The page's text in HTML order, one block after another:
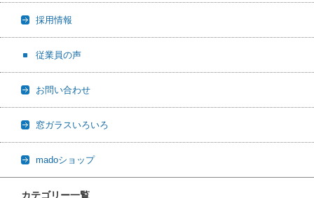
採用情報
従業員の声
お問い合わせ
窓ガラスいろいろ
madoショップ
カテゴリー一覧